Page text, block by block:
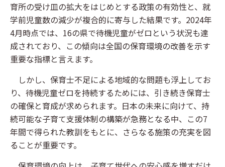
育所の受け皿の拡大をはじめとする政策の有効性と、就
学前児童数の減少が複合的に寄与した結果です。2024年
4月時点では、16の県で待機児童がゼロという状況も達
成されており、この傾向は全国の保育環境の改善を示す
重要な指標と言えます。
しかし、保育士不足による地域的な問題も浮上してお
り、待機児童ゼロを持続するためには、引き続き保育士
の確保と育成が求められます。日本の未来に向けて、持
続可能な子育て支援体制の構築が急務となる中、この7
年間で得られた教訓をもとに、さらなる施策の充実を図
ることが重要です。